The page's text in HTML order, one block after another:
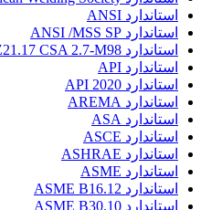
استاندارد ANSI
استاندارد ANSI /MSS SP
استاندارد ANSI Z21.17 CSA 2.7-M98
استاندارد API
استاندارد API 2020
استاندارد AREMA
استاندارد ASA
استاندارد ASCE
استاندارد ASHRAE
استاندارد ASME
استاندارد ASME B16.12
استاندارد ASME B30.10